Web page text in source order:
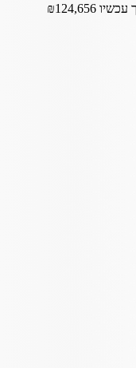
עכשיו ₪124,656